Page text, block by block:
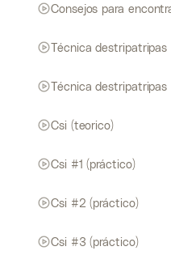
Consejos para
Técnica
Técnica
Csi (teorico)
Csi #1 (práctico)
Csi #2 (práctico)
Csi #3 (práctico)